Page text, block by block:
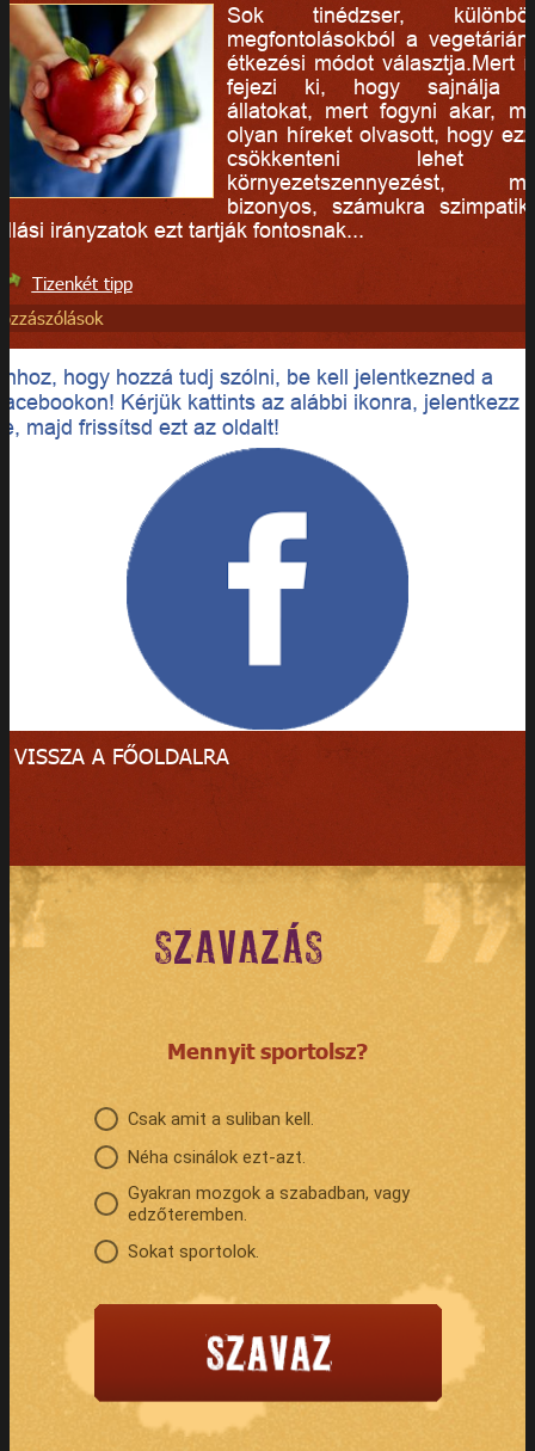
Sok tinédzser,
megfontolásokból a
étkezési módot választja.Mert
fejezi ki, hogy sajnálja
állatokat, mert fogyni akar,
olyan híreket olvasott, hogy
csökkenteni lehet
környezetszennyezést,
bizonyos, számukra
irányzatok ezt tartják fontosnak...
Tizenkét tipp
hogy hozzá tudj szólni, be kell jelentkezned a
Kérjük kattints az alábbi ikonra, jelentkezz
majd frissítsd ezt az oldalt!
VISSZA A FŐOLDALRA
SZAVAZÁS
Mennyit sportolsz?
Csak amit a suliban kell.
Néha csinálok ezt-azt.
Gyakran mozgok a szabadban, vagy
edzőteremben.
Sokat sportolok.